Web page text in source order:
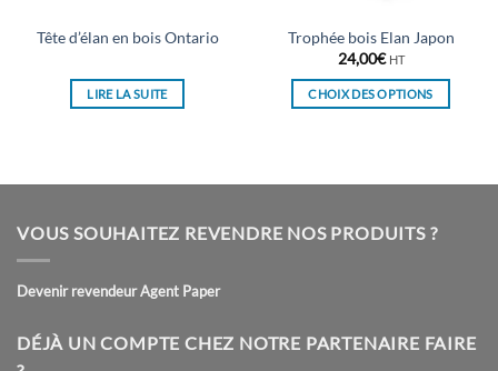
Tête d’élan en bois Ontario
LIRE LA SUITE
Trophée bois Elan Japon
24,00€ HT
CHOIX DES OPTIONS
plusieurs
Les
sur
VOUS SOUHAITEZ REVENDRE NOS PRODUITS ?
Devenir revendeur Agent Paper
DÉJÀ UN COMPTE CHEZ NOTRE PARTENAIRE FAIRE